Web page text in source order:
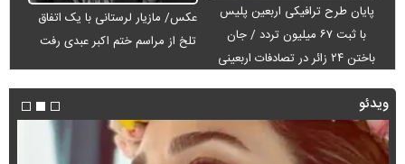
پایان طرح ترافیکی اربعین پلیس
با ثبت ۶۷ میلیون تردد / جان
باختن ۲۴ زائر در تصادفات اربعینی
عکس/ مازیار لرستانی با یک اتفاق
تلخ از مراسم ختم اکبر عبدی رفت
ویدئو